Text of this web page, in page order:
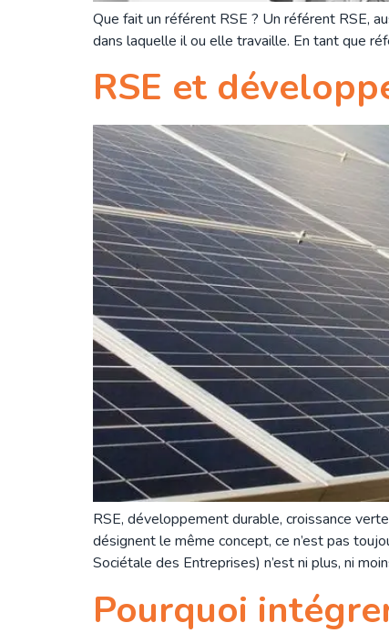
Que fait un référent RSE ? Un référent RSE,
dans laquelle il ou elle travaille. En tant que
RSE et
RSE, développement durable, croissance
désignent le même concept, ce n’est pas
Sociétale des Entreprises) n’est ni plus, ni
Pourquoi